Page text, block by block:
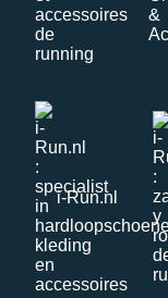
i-Run.nl